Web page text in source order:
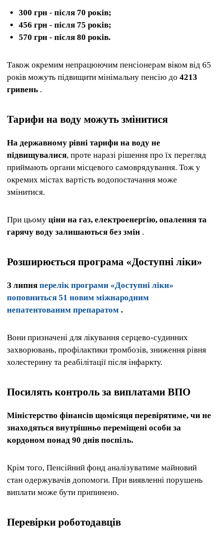
300 грн - після 70 років;
456 грн - після 75 років;
570 грн - після 80 років.
Також окремим непрацюючим пенсіонерам віком від 65
років можуть підвищити мінімальну пенсію до 4213
гривень .
Тарифи на воду можуть змінитися
На державному рівні тарифи на воду не
підвищувалися, проте наразі рішення про їх перегляд
приймають органи місцевого самоврядування. Тож у
окремих містах вартість водопостачання може
змінитися.
При цьому ціни на газ, електроенергію, опалення та
гарячу воду залишаються без змін .
Розширюється програма «Доступні ліки»
З липня перелік програми «Доступні ліки»
поповниться 51 новим міжнародним
непатентованим препаратом .
Вони призначені для лікування серцево-судинних
захворювань, профілактики тромбозів, зниження рівня
холестерину та реабілітації після інфаркту.
Посилять контроль за виплатами ВПО
Міністерство фінансів щомісяця перевірятиме, чи не
знаходяться внутрішньо переміщені особи за
кордоном понад 90 днів поспіль.
Крім того, Пенсійний фонд аналізуватиме майновий
стан одержувачів допомоги. При виявленні порушень
виплати може бути припинено.
Перевірки роботодавців